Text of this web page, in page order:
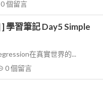
0個留言
學習筆記 Day5 Simple
在真實世界的...
0個留言